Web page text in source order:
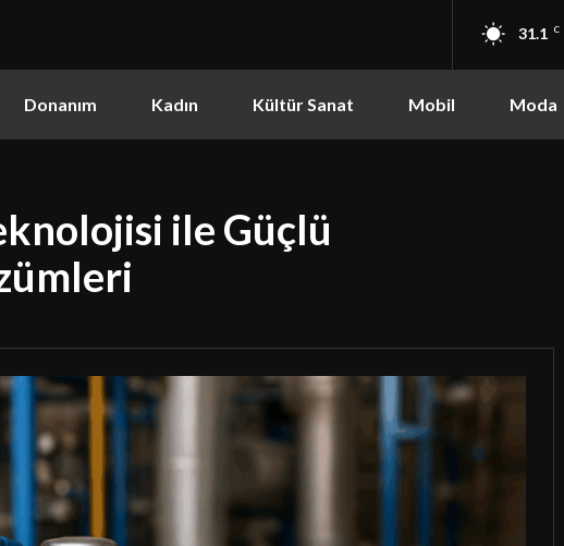
31.1 C
Donanım Kadın Kültür Sanat Mobil Moda
ile Güçlü